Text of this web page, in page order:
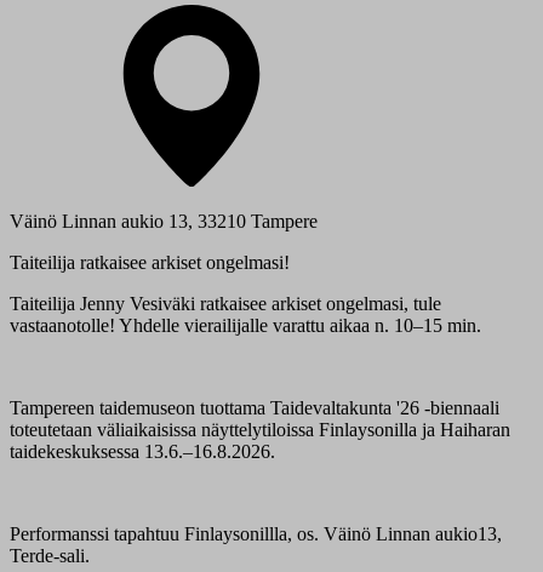
Väinö Linnan aukio 13, 33210 Tampere
Taiteilija ratkaisee arkiset ongelmasi!
Taiteilija Jenny Vesiväki ratkaisee arkiset ongelmasi, tule
vastaanotolle! Yhdelle vierailijalle varattu aikaa n. 10–15 min.
Tampereen taidemuseon tuottama Taidevaltakunta '26 -biennaali
toteutetaan väliaikaisissa näyttelytiloissa Finlaysonilla ja Haiharan
taidekeskuksessa 13.6.–16.8.2026.
Performanssi tapahtuu Finlaysonillla, os. Väinö Linnan aukio13,
Terde-sali.